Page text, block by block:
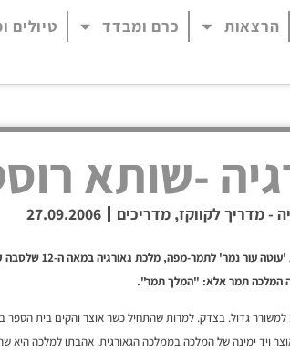
יפתח בחלונית פופ-אפ)הרצאות כרם ומבדד טיולים
-שותא
- מדריך לקווקז,מדריכים 27.09.2006
עור נמר' לתמר-מפה, מלכת גאורגיה במאה ה-12 שלסבה קראו דויד.
המלכה תמר אלא: "המלך תמר".
למשורר גדול. בצדק. למרות שהתחיל כשר אוצר והקים בית הספר
ויד ימינה של המלכה בממלכה הגאורגית. אהבתו למלכה היא